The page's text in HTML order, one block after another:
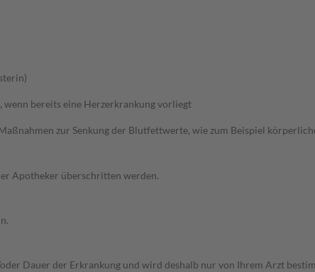
bereits eine Herzerkrankung vorliegt
zur Senkung der Blutfettwerte, wie zum Beispiel
Apotheker überschritten werden.
Dauer der Erkrankung und wird deshalb nur von Ihrem Arzt